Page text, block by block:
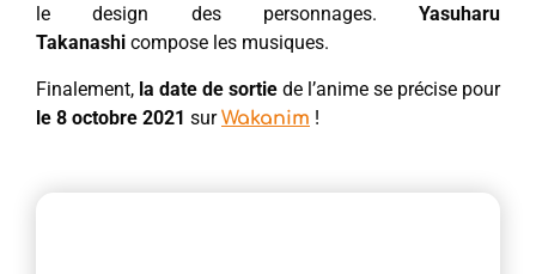
le design des personnages. Yasuharu
Takanashi compose les musiques.
Finalement, la date de sortie de l’anime se précise pour
le 8 octobre 2021 surWakanim !